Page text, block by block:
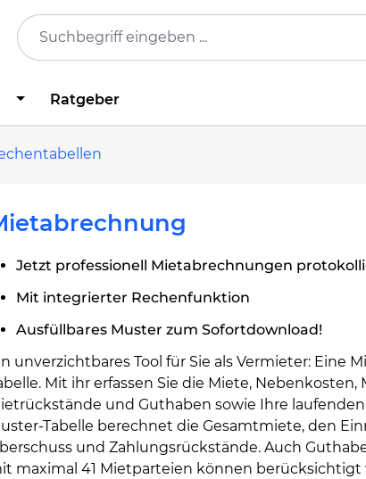
Ratgeber
Jetzt professionell Mietabrechnungen
Mit integrierter Rechenfunktion
Ausfüllbares Muster zum Sofortdownload!
unverzichtbares Tool für Sie als Vermieter: Eine
Mit ihr erfassen Sie die Miete, Nebenkosten,
und Guthaben sowie Ihre laufenden
Tabelle berechnet die Gesamtmiete, den
und Zahlungsrückstände. Auch
maximal 41 Mietparteien können berücksichtigt